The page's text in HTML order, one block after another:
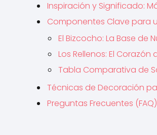
Inspiración y Significado:
Componentes Clave para
El Bizcocho: La Base de
Los Rellenos: El Corazón
Tabla Comparativa de
Técnicas de Decoración
Preguntas Frecuentes